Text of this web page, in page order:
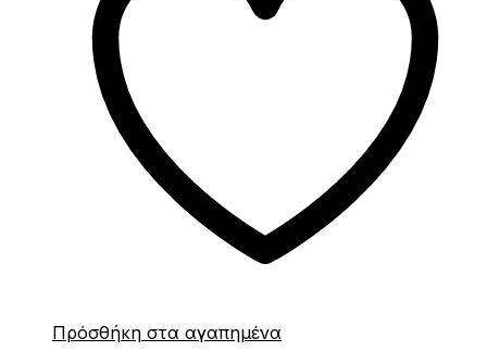
Πρόσθήκη στα αγαπημένα